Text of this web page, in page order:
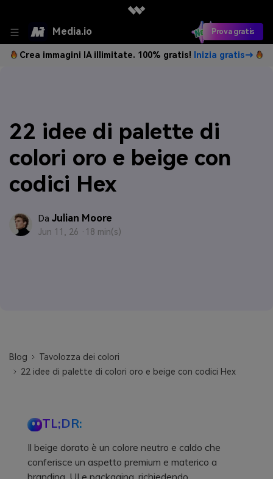
Media.io Prova gratis
Crea immagini IA illimitate. 100% gratis! Inizia gratis→
22 idee di palette di
colori oro e beige con
codici Hex
Da Julian Moore
Jun 11, 26 · 18 min(s)
Blog
Tavolozza dei colori
22 idee di palette di colori oro e beige con codici Hex
TL;DR:
Il beige dorato è un colore neutro e caldo che
conferisce un aspetto premium e materico a
branding, UI e packaging, richiedendo